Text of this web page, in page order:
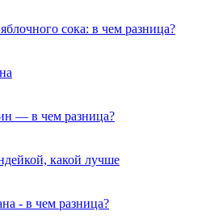
сока: в чем разница?
— в чем разница?
какой лучше
- в чем разница?